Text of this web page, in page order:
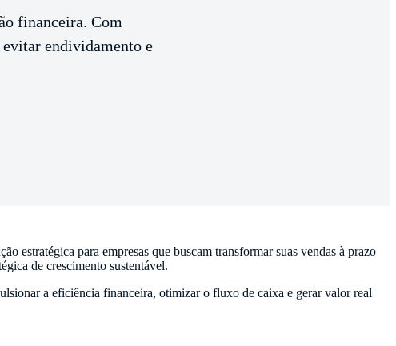
financeira. Com
evitar endividamento e
estratégica para empresas que buscam transformar suas vendas à prazo
de crescimento sustentável.
a eficiência financeira, otimizar o fluxo de caixa e gerar valor real